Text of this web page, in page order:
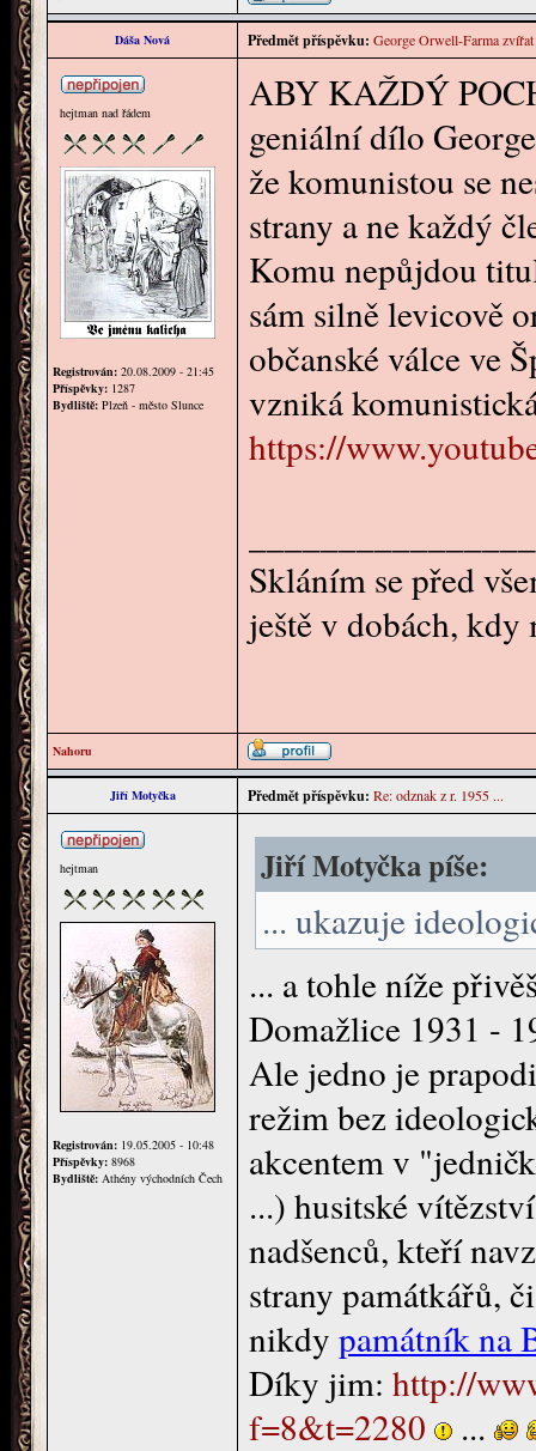
Dáša Nová Předmět příspěvku: George Orwell-Farma zvířat
hejtman nad řádem
Registrován: 20.08.2009 - 21:45
Příspěvky: 1287
Bydliště: Plzeň - město Slunce
ABY KAŽDÝ
geniální dílo
že komunistou se
strany a ne každý
Komu nepůjdou
sám silně levicově
občanské válce ve
vzniká
https://
Skláním se před
ještě v dobách, kdy
Nahoru
Jiří Motyčka Předmět příspěvku: Re: odznak z r. 1955 ...
hejtman
Registrován: 19.05.2005 - 10:48
Příspěvky: 8968
Bydliště: Athény východních Čech
Jiří Motyčka píše:
... ukazuje
... a tohle níže
Domažlice 1931 -
Ale jedno je
režim bez
akcentem v
...) husitské
nadšenců, kteří
strany památkářů,
nikdy památník na
Díky jim: http://
f=8&t=2280
...